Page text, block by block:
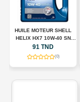
HUILE MOTEUR SHELL
HELIX HX7 10W-40 SN
PLUS – 5 L
91 TND
(0)